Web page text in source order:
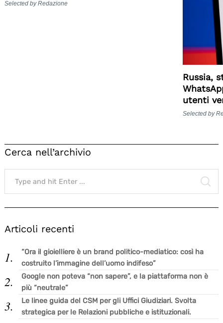
Selected by Redazione
Russia,
utenti
Selected by
Cerca nell’archivio
Search
for:
Articoli recenti
“Ora il gioielliere è un brand politico-mediatico: così ha
costruito l’immagine dell’uomo indifeso”
Google non poteva “non sapere”, e la piattaforma non è
più “neutrale”
Le linee guida del CSM per gli Uffici Giudiziari. Svolta
strategica per le Relazioni pubbliche e istituzionali.